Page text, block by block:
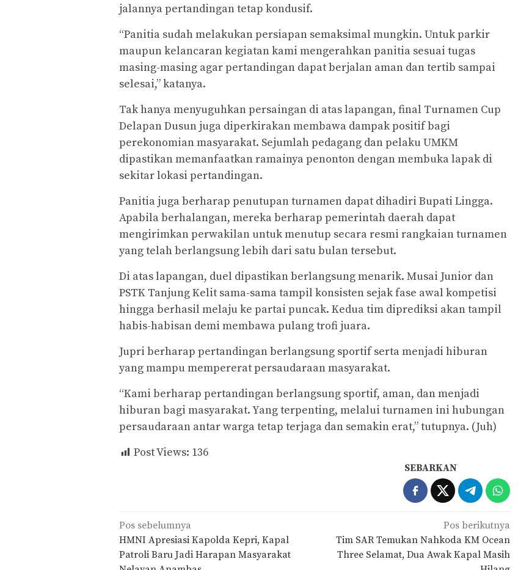
jalannya pertandingan tetap kondusif.
“Panitia sudah melakukan persiapan semaksimal mungkin. Untuk parkir
maupun kelancaran kegiatan kami mengerahkan panitia sesuai tugas
masing-masing agar pertandingan dapat berjalan aman dan tertib sampai
selesai,” katanya.
Tak hanya menyuguhkan persaingan di atas lapangan, final Turnamen Cup
Delapan Dusun juga diperkirakan membawa dampak positif bagi
perekonomian masyarakat. Sejumlah pedagang dan pelaku UMKM
dipastikan memanfaatkan ramainya penonton dengan membuka lapak di
sekitar lokasi pertandingan.
Panitia juga berharap penutupan turnamen dapat dihadiri Bupati Lingga.
Apabila berhalangan, mereka berharap pemerintah daerah dapat
mengirimkan perwakilan untuk menutup secara resmi rangkaian turnamen
yang telah berlangsung lebih dari satu bulan tersebut.
Di atas lapangan, duel dipastikan berlangsung menarik. Musai Junior dan
PSTK Tanjung Kelit sama-sama tampil konsisten sejak fase awal kompetisi
hingga berhasil melaju ke partai puncak. Kedua tim diprediksi akan tampil
habis-habisan demi membawa pulang trofi juara.
Jupri berharap pertandingan berlangsung sportif serta menjadi hiburan
yang mampu mempererat persaudaraan masyarakat.
“Kami berharap pertandingan berlangsung sportif, aman, dan menjadi
hiburan bagi masyarakat. Yang terpenting, melalui turnamen ini hubungan
persaudaraan antar warga tetap terjaga dan semakin erat,” tutupnya. (Juh)
Post Views: 136
SEBARKAN
Navigasi
pos
Pos sebelumnya
HMNI Apresiasi Kapolda Kepri, Kapal
Patroli Baru Jadi Harapan Masyarakat
Pos berikutnya
Tim SAR Temukan Nahkoda KM Ocean
Three Selamat, Dua Awak Kapal Masih